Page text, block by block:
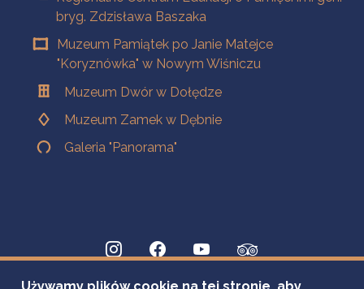
bryg. Zdzisława Baszaka
Muzeum Pamiątek po Janie Matejce
"Koryznówka" w Nowym Wiśniczu
Muzeum Dwór w Dołędze
Muzeum Zamek w Dębnie
Galeria "Panorama"